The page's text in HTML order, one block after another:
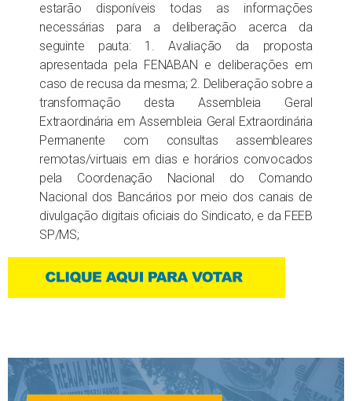
estarão disponíveis todas as informações
necessárias para a deliberação acerca da
seguinte pauta: 1. Avaliação da proposta
apresentada pela FENABAN e deliberações em
caso de recusa da mesma; 2. Deliberação sobre a
transformação desta Assembleia Geral
Extraordinária em Assembleia Geral Extraordinária
Permanente com consultas assembleares
remotas/virtuais em dias e horários convocados
pela Coordenação Nacional do Comando
Nacional dos Bancários por meio dos canais de
divulgação digitais oficiais do Sindicato, e da FEEB
SP/MS;